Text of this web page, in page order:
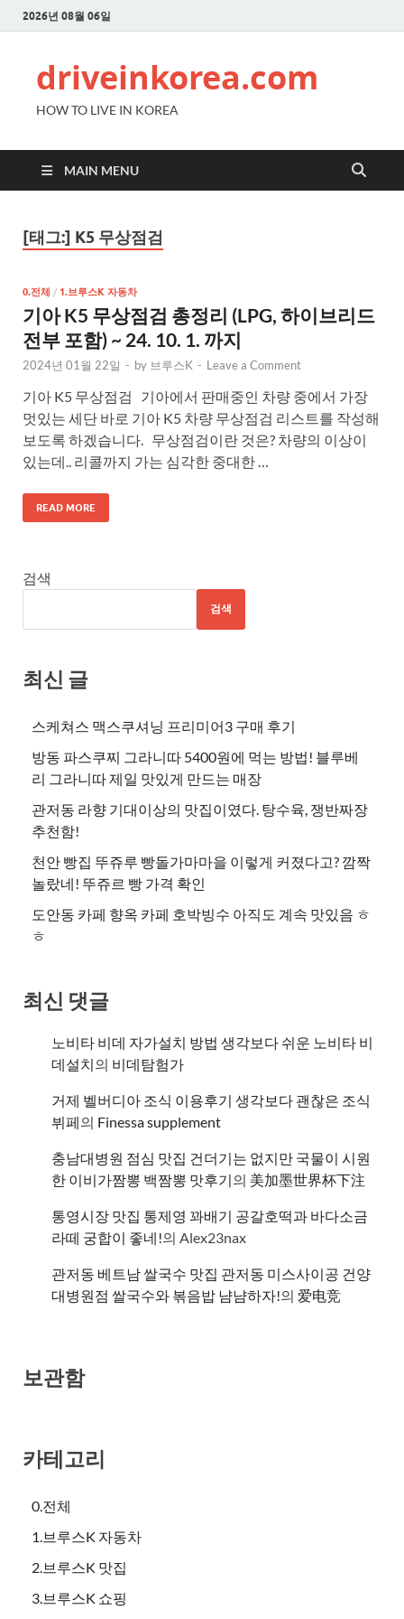
2026년 08월 06일
driveinkorea.com
HOW TO LIVE IN KOREA
MAIN MENU
[태그:] K5 무상점검
0.전체 / 1.브루스K 자동차
기아 K5 무상점검 총정리 (LPG, 하이브리드
전부 포함) ~ 24. 10. 1. 까지
2024년 01월 22일 - by 브루스K - Leave a Comment
기아 K5 무상점검 기아에서 판매중인 차량 중에서 가장
멋있는 세단 바로 기아 K5 차량 무상점검 리스트를 작성해
보도록 하겠습니다. 무상점검이란 것은? 차량의 이상이
있는데.. 리콜까지 가는 심각한 중대한 …
READ MORE
검색
검색
최신 글
스케쳐스 맥스쿠셔닝 프리미어3 구매 후기
방동 파스쿠찌 그라니따 5400원에 먹는 방법! 블루베
리 그라니따 제일 맛있게 만드는 매장
관저동 라향 기대이상의 맛집이였다. 탕수육, 쟁반짜장
추천함!
천안 빵집 뚜쥬루 빵돌가마마을 이렇게 커졌다고? 깜짝
놀랐네! 뚜쥬르 빵 가격 확인
도안동 카페 향옥 카페 호박빙수 아직도 계속 맛있음 ㅎ
ㅎ
최신 댓글
노비타 비데 자가설치 방법 생각보다 쉬운 노비타 비
데설치의 비데탐험가
거제 벨버디아 조식 이용후기 생각보다 괜찮은 조식
뷔페의 ​Finessa supplement
충남대병원 점심 맛집 건더기는 없지만 국물이 시원
한 이비가짬뽕 백짬뽕 맛후기의 美加墨世界杯下注
통영시장 맛집 통제영 꽈배기 공갈호떡과 바다소금
라떼 궁합이 좋네!의 Alex23nax
관저동 베트남 쌀국수 맛집 관저동 미스사이공 건양
대병원점 쌀국수와 볶음밥 냠냠하자!의 爱电竞
보관함
카테고리
0.전체
1.브루스K 자동차
2.브루스K 맛집
3.브루스K 쇼핑